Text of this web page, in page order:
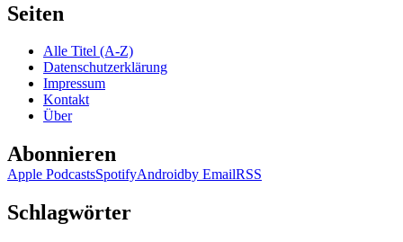
Seiten
Alle Titel (A-Z)
Datenschutzerklärung
Impressum
Kontakt
Über
Abonnieren
Apple PodcastsSpotifyAndroidby EmailRSS
Schlagwörter